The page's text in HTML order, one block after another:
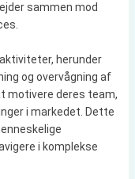
sammen mod
herunder
og overvågning af
motivere deres team,
i markedet. Dette
i komplekse